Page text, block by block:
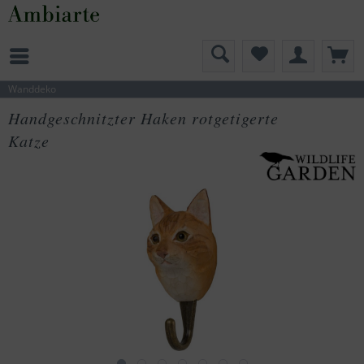
Wanddeko
Handgeschnitzter Haken rotgetigerte
Katze